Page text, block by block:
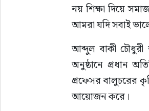
নয় শিক্ষা দিয়ে
আমরা যদি সবাই
আব্দুল বাকী চৌধুরী
অনুষ্ঠানে প্রধান
প্রফেসর বালুচরের
আয়োজন করে।